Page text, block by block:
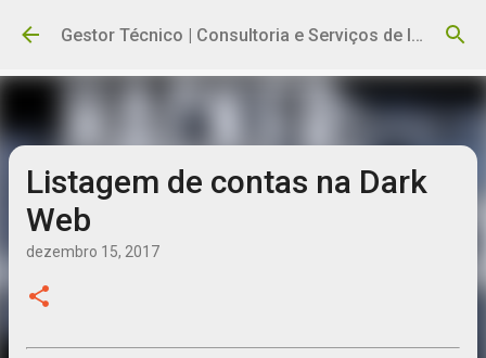
Pular para o conteúdo principal Gestor Técnico | Consultoria e Serviços de Informática
Listagem de contas na Dark
Web
dezembro 15, 2017